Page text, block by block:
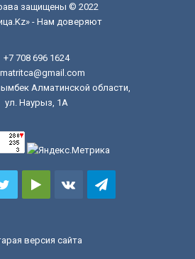
защищены © 2022
- Нам доверяют
+7 708 696 1624
Алматинской области,
ул. Наурыз, 1А
TwitterGoogle vk.comTelegram
версия сайта